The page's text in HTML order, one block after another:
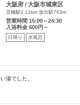
大阪府 / 大阪市城東区
京橋駅2.11km 放出駅763m
営業時間 15:00～24:30
入浴料金 600円～
日帰り 水風呂
湯でした。